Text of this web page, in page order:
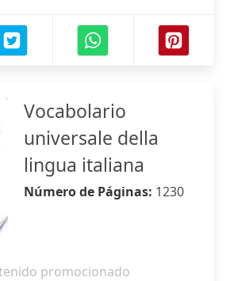
Vocabolario
universale della
lingua italiana
Número de Páginas: 1230
promocionado